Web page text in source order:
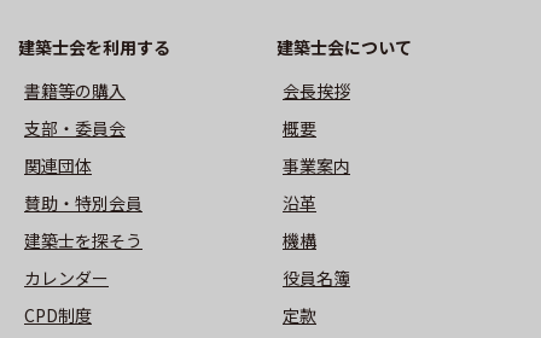
建築士会を利用する
書籍等の購⼊
⽀部・委員会
関連団体
賛助・特別会員
建築士を探そう
カレンダー
CPD制度
建築⼠会について
会長挨拶
概要
事業案内
沿革
機構
役員名簿
定款